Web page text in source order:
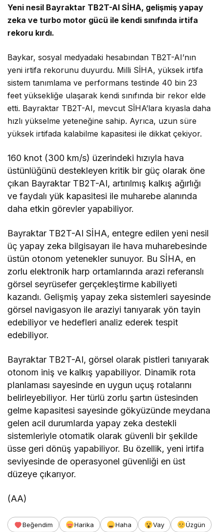
Yeni nesil Bayraktar TB2T-AI SİHA, gelişmiş yapay
zeka ve turbo motor gücü ile kendi sınıfında irtifa
rekoru kırdı.
Baykar, sosyal medyadaki hesabından TB2T-AI’nın
yeni irtifa rekorunu duyurdu. Milli SİHA, yüksek irtifa
sistem tanımlama ve performans testinde 40 bin 23
feet yüksekliğe ulaşarak kendi sınıfında bir rekor elde
etti. Bayraktar TB2T-AI, mevcut SİHA’lara kıyasla daha
hızlı yükselme yeteneğine sahip. Ayrıca, uzun süre
yüksek irtifada kalabilme kapasitesi ile dikkat çekiyor.
160 knot (300 km/s) üzerindeki hızıyla hava
üstünlüğünü destekleyen kritik bir güç olarak öne
çıkan Bayraktar TB2T-AI, artırılmış kalkış ağırlığı
ve faydalı yük kapasitesi ile muharebe alanında
daha etkin görevler yapabiliyor.
Bayraktar TB2T-AI SİHA, entegre edilen yeni nesil
üç yapay zeka bilgisayarı ile hava muharebesinde
üstün otonom yetenekler sunuyor. Bu SİHA, en
zorlu elektronik harp ortamlarında arazi referanslı
görsel seyrüsefer gerçekleştirme kabiliyeti
kazandı. Gelişmiş yapay zeka sistemleri sayesinde
görsel navigasyon ile araziyi tanıyarak yön tayin
edebiliyor ve hedefleri analiz ederek tespit
edebiliyor.
Bayraktar TB2T-AI, görsel olarak pistleri tanıyarak
otonom iniş ve kalkış yapabiliyor. Dinamik rota
planlaması sayesinde en uygun uçuş rotalarını
belirleyebiliyor. Her türlü zorlu şartın üstesinden
gelme kapasitesi sayesinde gökyüzünde meydana
gelen acil durumlarda yapay zeka destekli
sistemleriyle otomatik olarak güvenli bir şekilde
üsse geri dönüş yapabiliyor. Bu özellik, yeni irtifa
seviyesinde de operasyonel güvenliği en üst
düzeye çıkarıyor.
(AA)
Beğendim Harika Haha Vay
Üzgün